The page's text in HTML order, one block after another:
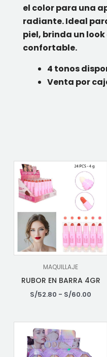
el color para una
radiante. Ideal
piel, brinda un
confortable.
4 tonos
Venta por
MAQUILLAJE
RUBOR EN BARRA 4GR
S/52.80 - S/60.00